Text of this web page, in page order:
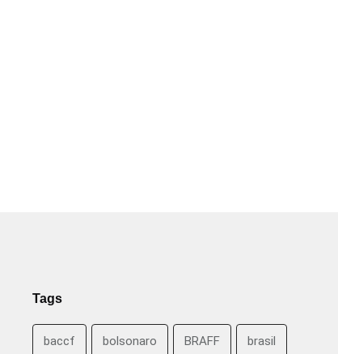
Tags
baccf bolsonaro BRAFF brasil